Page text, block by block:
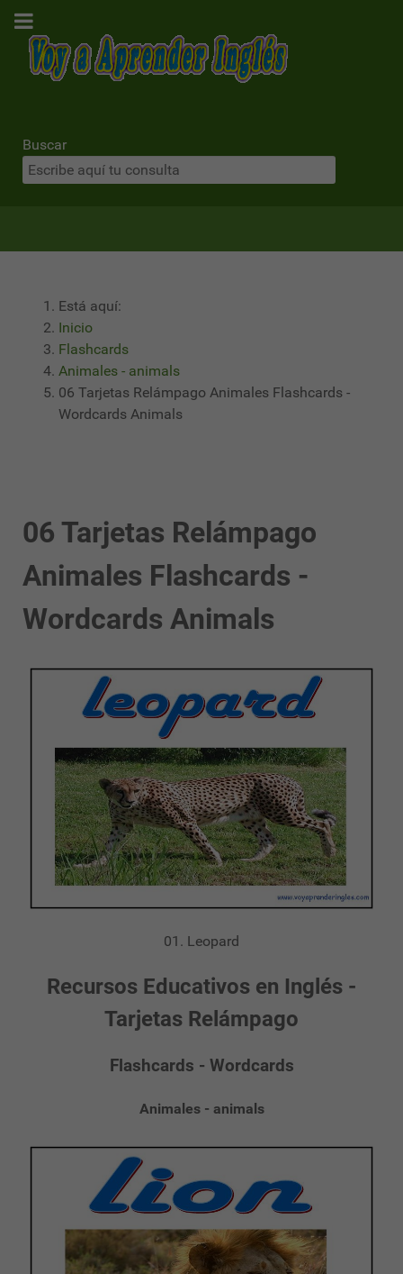
Buscar
Está aquí:
Inicio
Flashcards
Animales - animals
06 Tarjetas Relámpago Animales Flashcards -
Wordcards Animals
06 Tarjetas Relámpago
Animales Flashcards -
Wordcards Animals
01. Leopard
Recursos Educativos en Inglés -
Tarjetas Relámpago
Flashcards - Wordcards
Animales - animals